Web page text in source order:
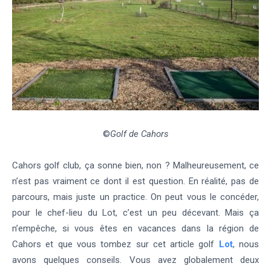
©Golf de Cahors
Cahors golf club, ça sonne bien, non ? Malheureusement, ce
n’est pas vraiment ce dont il est question. En réalité, pas de
parcours, mais juste un practice. On peut vous le concéder,
pour le chef-lieu du Lot, c’est un peu décevant. Mais ça
n’empêche, si vous êtes en vacances dans la région de
Cahors et que vous tombez sur cet article golf Lot, nous
avons quelques conseils. Vous avez globalement deux